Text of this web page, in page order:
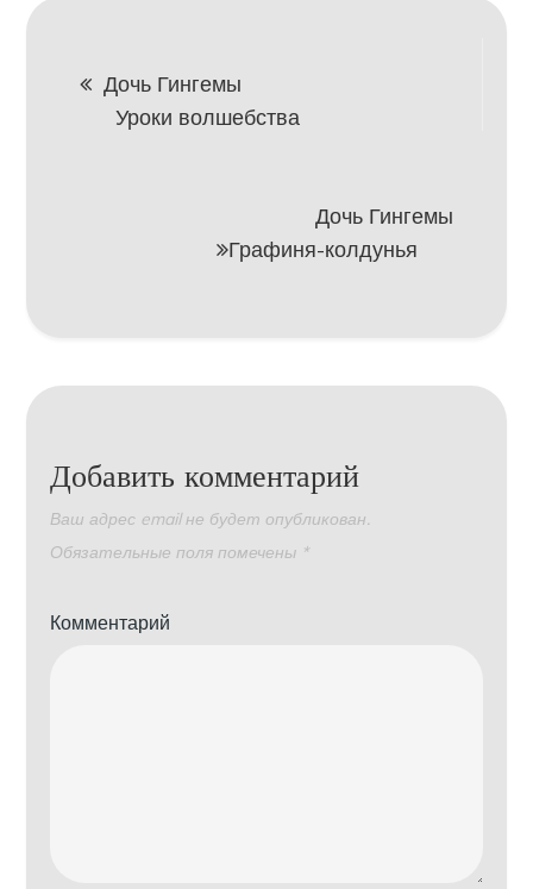
Навигация
Дочь Гингемы
Уроки волшебства
Дочь Гингемы
Графиня-колдунья
Добавить комментарий
Ваш адрес email не будет опубликован.
Обязательные поля помечены *
Комментарий